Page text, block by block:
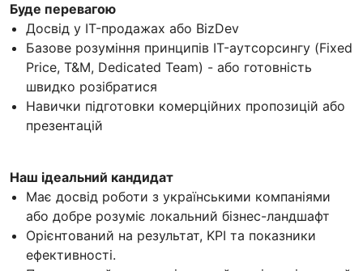
Буде перевагою
Досвід у IT-продажах або BizDev
Базове розуміння принципів IT-аутсорсингу (Fixed
Price, T&M, Dedicated Team) - або готовність
швидко розібратися
Навички підготовки комерційних пропозицій або
презентацій
Наш ідеальний кандидат
Має досвід роботи з українськими компаніями
або добре розуміє локальний бізнес-ландшафт
Орієнтований на результат, KPI та показники
ефективності.